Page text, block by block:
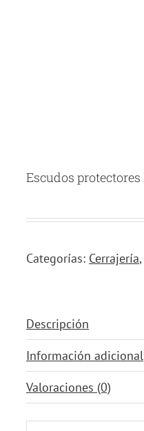
Escudos protectores
Categorías: Cerrajería,
Descripción
Información adicional
Valoraciones (0)